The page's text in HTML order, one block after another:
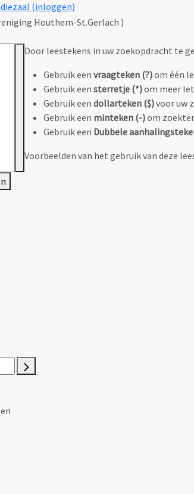
(inloggen)
Houthem-St.Gerlach )
Door leestekens in uw zoekopdracht te
Gebruik een vraagteken (?)om één
Gebruik een sterretje (*)om meer
Gebruik een dollarteken ($)voor uw
Gebruik een minteken (-)om
Gebruik een Dubbele
Voorbeelden van het gebruik van deze